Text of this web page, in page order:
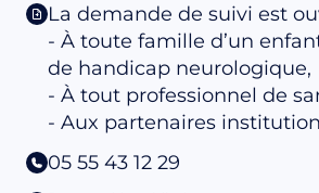
La demande de suivi est
- À toute famille d’un
de handicap neurologique,
- À tout professionnel de
- Aux partenaires
05 55 43 12 29